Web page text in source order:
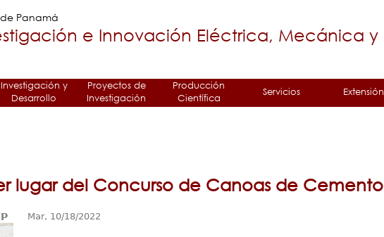
Panamá
e Innovación Eléctrica, Mecánica y
Investigación y
Desarrollo
Proyectos de
Investigación
Producción
Científica
Servicios Extensión
lugar del Concurso de Canoas de Cemento
Mar, 10/18/2022